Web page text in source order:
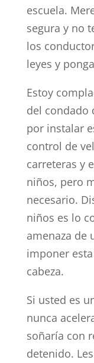
escuela.
segura y no
los
leyes y
Estoy
del condado
por instalar
control de
carreteras y
niños, pero
necesario.
niños es lo
amenaza de
imponer
cabeza.
Si usted es
nunca
soñaría con
detenido.